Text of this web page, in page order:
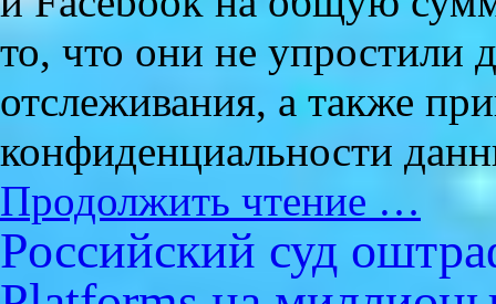
то, что они не упростили
отслеживания, а также
конфиденциальности
Продолжить чтение …
Российский суд